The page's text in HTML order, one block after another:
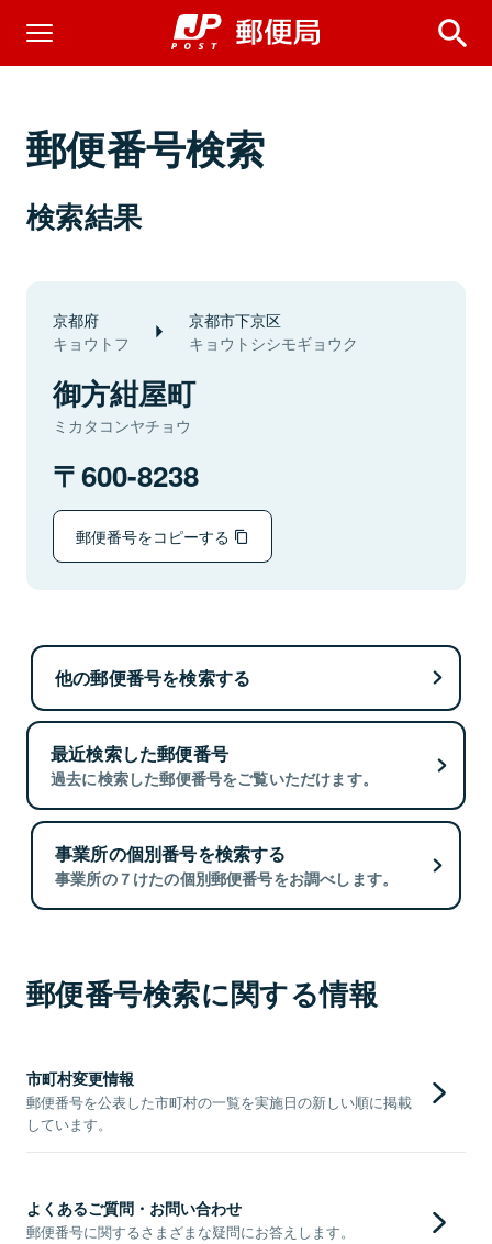
郵便番号検索
検索結果
京都府
キョウトフ
京都市下京区
キョウトシシモギョウク
御方紺屋町
ミカタコンヤチョウ
600-8238
郵便番号をコピーする
他の郵便番号を検索する
最近検索した郵便番号
過去に検索した郵便番号をご覧いただけます。
事業所の個別番号を検索する
事業所の７けたの個別郵便番号をお調べします。
郵便番号検索に関する情報
市町村変更情報
郵便番号を公表した市町村の一覧を実施日の新しい順に掲載
しています。
よくあるご質問・お問い合わせ
郵便番号に関するさまざまな疑問にお答えします。